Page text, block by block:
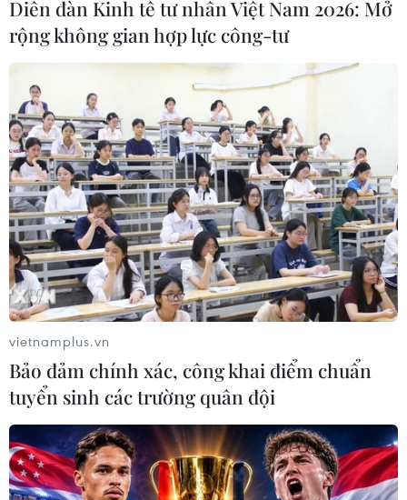
Diễn đàn Kinh tế tư nhân Việt Nam 2026: Mở
rộng không gian hợp lực công-tư
vietnamplus.vn
Bảo đảm chính xác, công khai điểm chuẩn
tuyển sinh các trường quân đội